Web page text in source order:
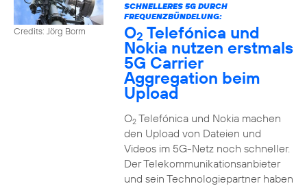
Credits: Jörg Borm
SCHNELLERES 5G DURCH
FREQUENZBÜNDELUNG:
O2 Telefónica und
Nokia nutzen erstmals
5G Carrier
Aggregation beim
Upload
O2Telefónica und Nokia machen
den Upload von Dateien und
Videos im 5G-Netz noch schneller.
Der Telekommunikationsanbieter
und sein Technologiepartner haben